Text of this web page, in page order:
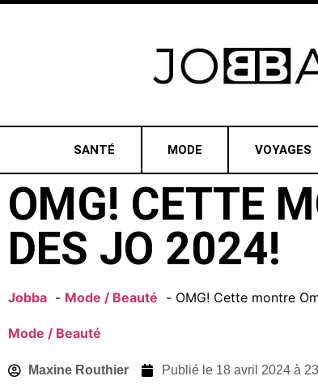
SANTÉ MODE VOYAGES
OMG! CETTE
DES JO 2024!
Jobba Mode / Beauté OMG! Cette montre
Mode / Beauté
Maxine Routhier Publié le 18 avril 2024 à